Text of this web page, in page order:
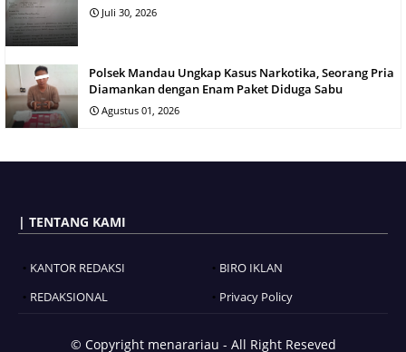
Juli 30, 2026
Polsek Mandau Ungkap Kasus Narkotika, Seorang Pria
Diamankan dengan Enam Paket Diduga Sabu
Agustus 01, 2026
| TENTANG KAMI
KANTOR REDAKSI
BIRO IKLAN
REDAKSIONAL
Privacy Policy
© Copyright menarariau - All Right Reseved